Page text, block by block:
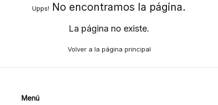
Upps! No encontramos la página.
La página no existe.
Volver a la página principal
Menú